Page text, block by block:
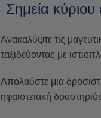
Σημεία κύριου
Ανακαλύψτε τις
ταξιδεύοντας με
Απολαύστε μια
ηφαιστειακή